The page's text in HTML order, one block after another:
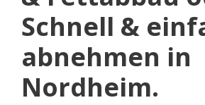
Schnell &
abnehmen in
Nordheim.